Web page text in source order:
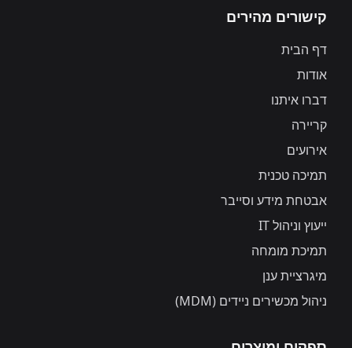
קישורים מהירים
דף הבית
אודות
דברו איתנו
קריירה
אירועים
תמיכה טכנית
אבטחת מידע וסייבר
ייעוץ וניהול IT
תמיכת מומחה
מיגרציית ענן
ניהול מכשירים ניידים (MDM)